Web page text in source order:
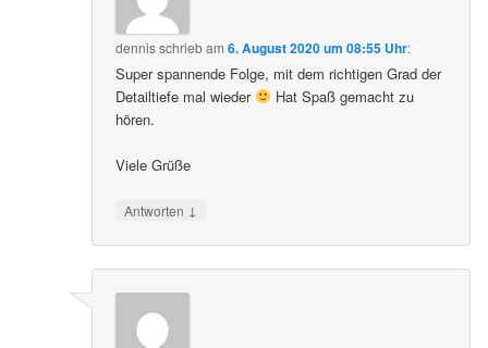
dennisschriebam6. August 2020 um 08:55 Uhr:
Super spannende Folge, mit dem richtigen Grad der
Detailtiefe mal wieder
Hat Spaß gemacht zu
hören.
Viele Grüße
Antworten ↓